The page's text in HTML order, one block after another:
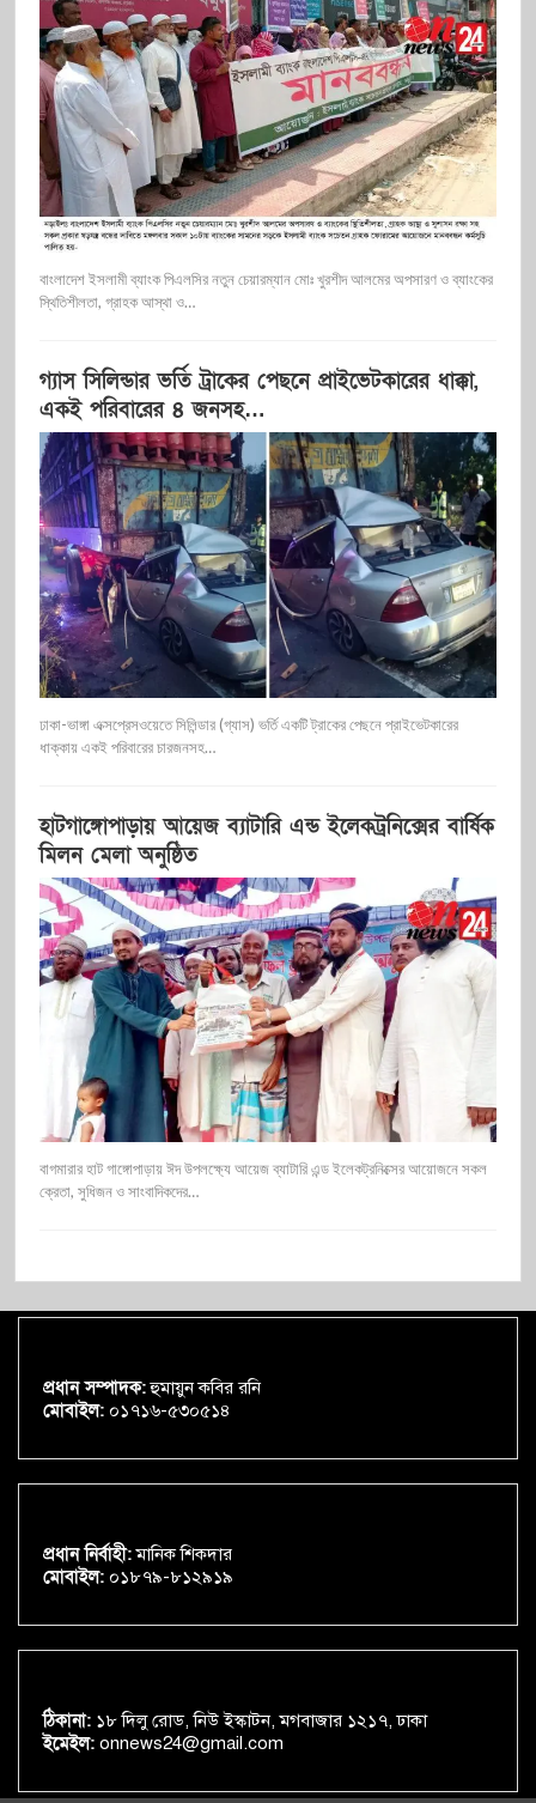
বাংলাদেশ ইসলামী ব্যাংক পিএলসির নতুন চেয়ারম্যান মোঃ খুরশীদ আলমের অপসারণ ও ব্যাংকের
স্থিতিশীলতা, গ্রাহক আস্থা ও…
গ্যাস সিলিন্ডার ভর্তি ট্রাকের পেছনে প্রাইভেটকারের ধাক্কা,
একই পরিবারের ৪ জনসহ…
ঢাকা-ভাঙ্গা এক্সপ্রেসওয়েতে সিলিন্ডার (গ্যাস) ভর্তি একটি ট্রাকের পেছনে প্রাইভেটকারের
ধাক্কায় একই পরিবারের চারজনসহ…
হাটগাঙ্গোপাড়ায় আয়েজ ব্যাটারি এন্ড ইলেকট্রনিক্সের বার্ষিক
মিলন মেলা অনুষ্ঠিত
বাগমারার হাট গাঙ্গোপাড়ায় ঈদ উপলক্ষ্যে আয়েজ ব্যাটারি এন্ড ইলেকট্রনিক্সের আয়োজনে সকল
ক্রেতা, সুধিজন ও সাংবাদিকদের…
প্রধান সম্পাদক:হুমায়ুন কবির রনি
মোবাইল: ০১৭১৬-৫৩০৫১৪
প্রধান নির্বাহী:মানিক শিকদার
মোবাইল: ০১৮৭৯-৮১২৯১৯
ঠিকানা: ১৮ দিলু রোড, নিউ ইস্কাটন, মগবাজার ১২১৭, ঢাকা
ইমেইল: onnews24@gmail.com